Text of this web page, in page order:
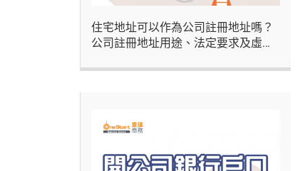
住宅地址可以作為公司註冊地址嗎？
公司註冊地址用途、法定要求及虛擬